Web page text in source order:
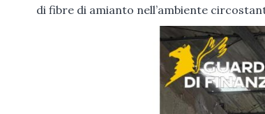
di fibre di amianto nell’ambiente